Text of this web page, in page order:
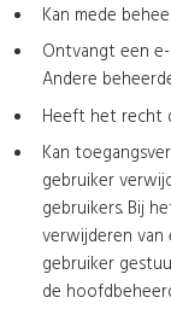
Kan mede
Ontvangt een
Andere
Heeft het recht
Kan
gebruiker
gebruikers. Bij
verwijderen
gebruiker
de